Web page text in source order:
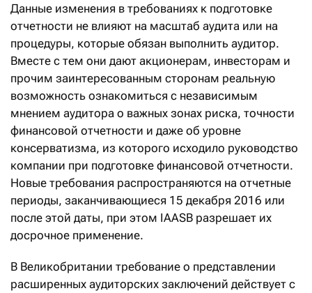
Данные изменения в требованиях к подготовке
отчетности не влияют на масштаб аудита или на
процедуры, которые обязан выполнить аудитор.
Вместе с тем они дают акционерам, инвесторам и
прочим заинтересованным сторонам реальную
возможность ознакомиться с независимым
мнением аудитора о важных зонах риска, точности
финансовой отчетности и даже об уровне
консерватизма, из которого исходило руководство
компании при подготовке финансовой отчетности.
Новые требования распространяются на отчетные
периоды, заканчивающиеся 15 декабря 2016 или
после этой даты, при этом IAASB разрешает их
досрочное применение.
В Великобритании требование о представлении
расширенных аудиторских заключений действует с